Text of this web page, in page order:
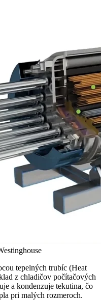
tepelných trubíc (Heat
z chladičov počítačových
a kondenzuje tekutina, čo
pri malých rozmeroch.